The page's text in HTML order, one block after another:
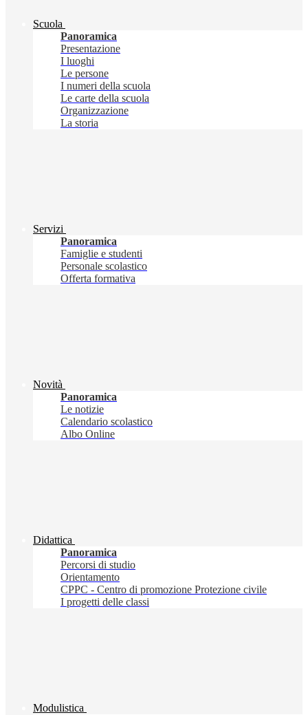
Scuola
Panoramica
Presentazione
I luoghi
Le persone
I numeri della scuola
Le carte della scuola
Organizzazione
La storia
Servizi
Panoramica
Famiglie e studenti
Personale scolastico
Offerta formativa
Novità
Panoramica
Le notizie
Calendario scolastico
Albo Online
Didattica
Panoramica
Percorsi di studio
Orientamento
CPPC - Centro di promozione Protezione civile
I progetti delle classi
Modulistica